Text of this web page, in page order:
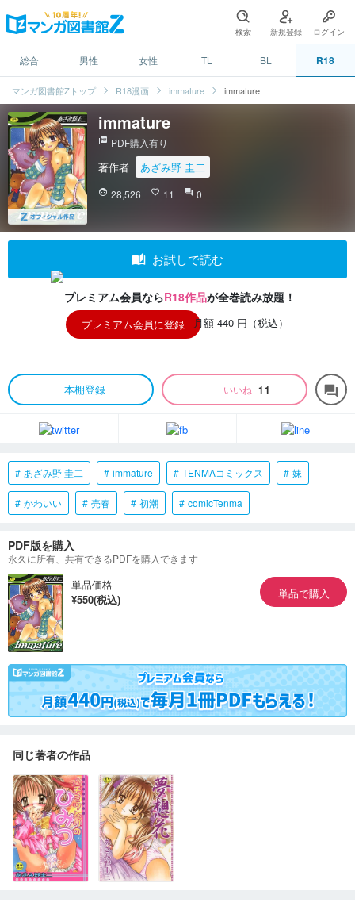
検索 新規登録 ログイン
総合 男性 女性 TL BL R18
マンガ図書館Zトップ R18漫画 immature immature
immature
picture_as_pdf PDF購入有り
著作者 あざみ野 圭二
face 28,526 favorite_border 11 question_answer 0
auto_stories お試しで読む
プレミアム会員ならR18作品が全巻読み放題！
プレミアム会員に登録 月額 440 円（税込）
本棚登録 いいね 11 forum
あざみ野 圭二 immature TENMAコミックス 妹
かわいい 売春 初潮 comicTenma
PDF版を購入
永久に所有、共有できるPDFを購入できます
単品価格
¥550(税込)
単品で購入
同じ著者の作品